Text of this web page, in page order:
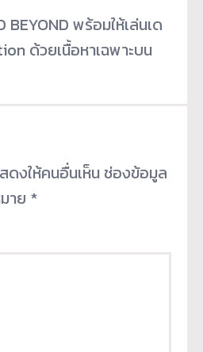
BEYOND พร้อมให้เล่นเด
ด้วยเนื้อหาเฉพาะบน
ดงให้คนอื่นเห็น ช่องข้อมูล
าย *